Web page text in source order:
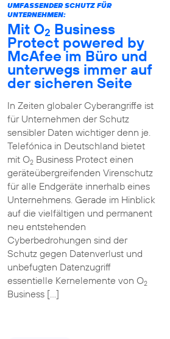
UMFASSENDER SCHUTZ FÜR
UNTERNEHMEN:
Mit O2 Business
Protect powered by
McAfee im Büro und
unterwegs immer auf
der sicheren Seite
In Zeiten globaler Cyberangriffe ist
für Unternehmen der Schutz
sensibler Daten wichtiger denn je.
Telefónica in Deutschland bietet
mit O2Business Protect einen
geräteübergreifenden Virenschutz
für alle Endgeräte innerhalb eines
Unternehmens. Gerade im Hinblick
auf die vielfältigen und permanent
neu entstehenden
Cyberbedrohungen sind der
Schutz gegen Datenverlust und
unbefugten Datenzugriff
essentielle Kernelemente von O2
Business […]